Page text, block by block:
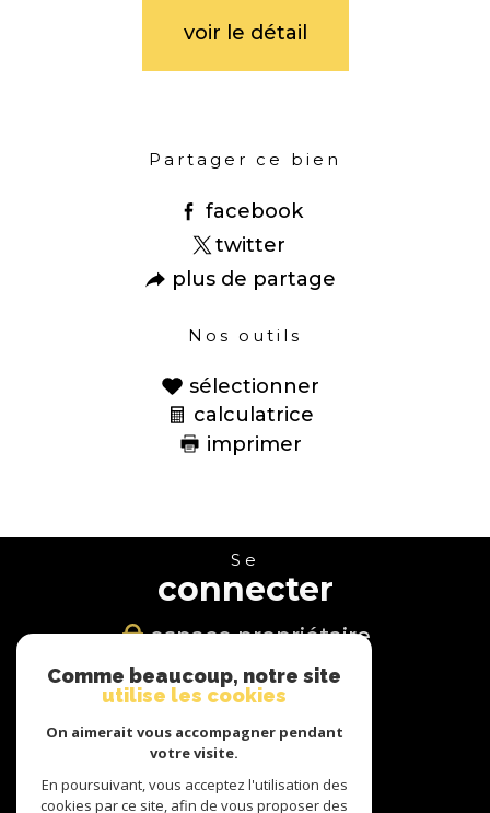
voir le détail
Partager ce bien
facebook
twitter
plus de partage
Nos outils
sélectionner
calculatrice
imprimer
Se
connecter
espace propriétaire
Nous
suivre
Comme beaucoup, notre site
utilise les cookies
On aimerait vous accompagner pendant
votre visite.
En poursuivant, vous acceptez l'utilisation des
cookies par ce site, afin de vous proposer des